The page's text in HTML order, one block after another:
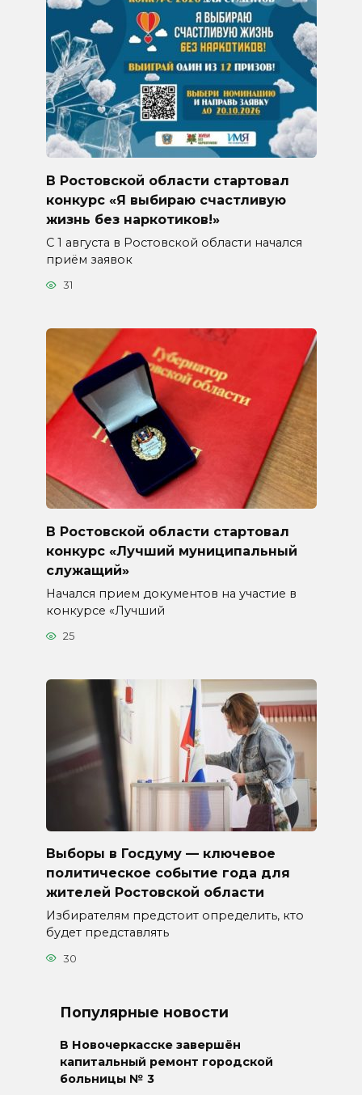
В Ростовской области стартовал
конкурс «Я выбираю счастливую
жизнь без наркотиков!»
С 1 августа в Ростовской области начался
приём заявок
31
В Ростовской области стартовал
конкурс «Лучший муниципальный
служащий»
Начался прием документов на участие в
конкурсе «Лучший
25
Выборы в Госдуму — ключевое
политическое событие года для
жителей Ростовской области
Избирателям предстоит определить, кто
будет представлять
30
Популярные новости
В Новочеркасске завершён
капитальный ремонт городской
больницы № 3